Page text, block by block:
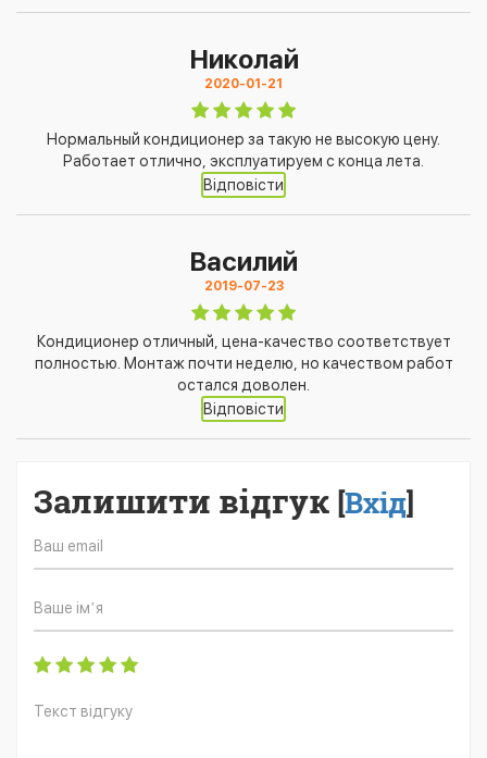
Николай
2020-01-21
Нормальный кондиционер за такую не высокую цену.
Работает отлично, эксплуатируем с конца лета.
Відповісти
Василий
2019-07-23
Кондиционер отличный, цена-качество соответствует
полностью. Монтаж почти неделю, но качеством работ
остался доволен.
Відповісти
Залишити відгук [Вхід]